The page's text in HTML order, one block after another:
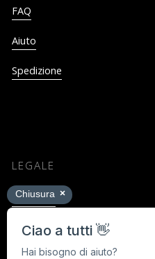
FAQ
Aiuto
Spedizione
LEGALE
Impronta
Termini e Condizioni